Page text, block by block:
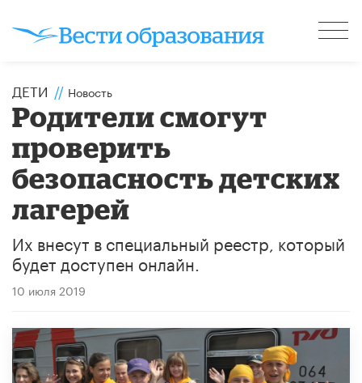
ДЕТИ // Новость
Родители смогут
проверить
безопасность детских
лагерей
Их внесут в специальный реестр, который
будет доступен онлайн.
10 июля 2019